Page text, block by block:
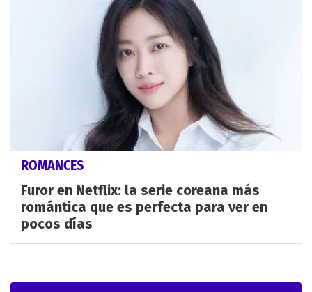
ROMANCES
Furor en Netflix: la serie coreana más
romántica que es perfecta para ver en
pocos días